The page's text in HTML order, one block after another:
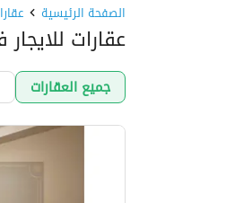
الصفحة الرئيسية
عقارات
جميع العقارات